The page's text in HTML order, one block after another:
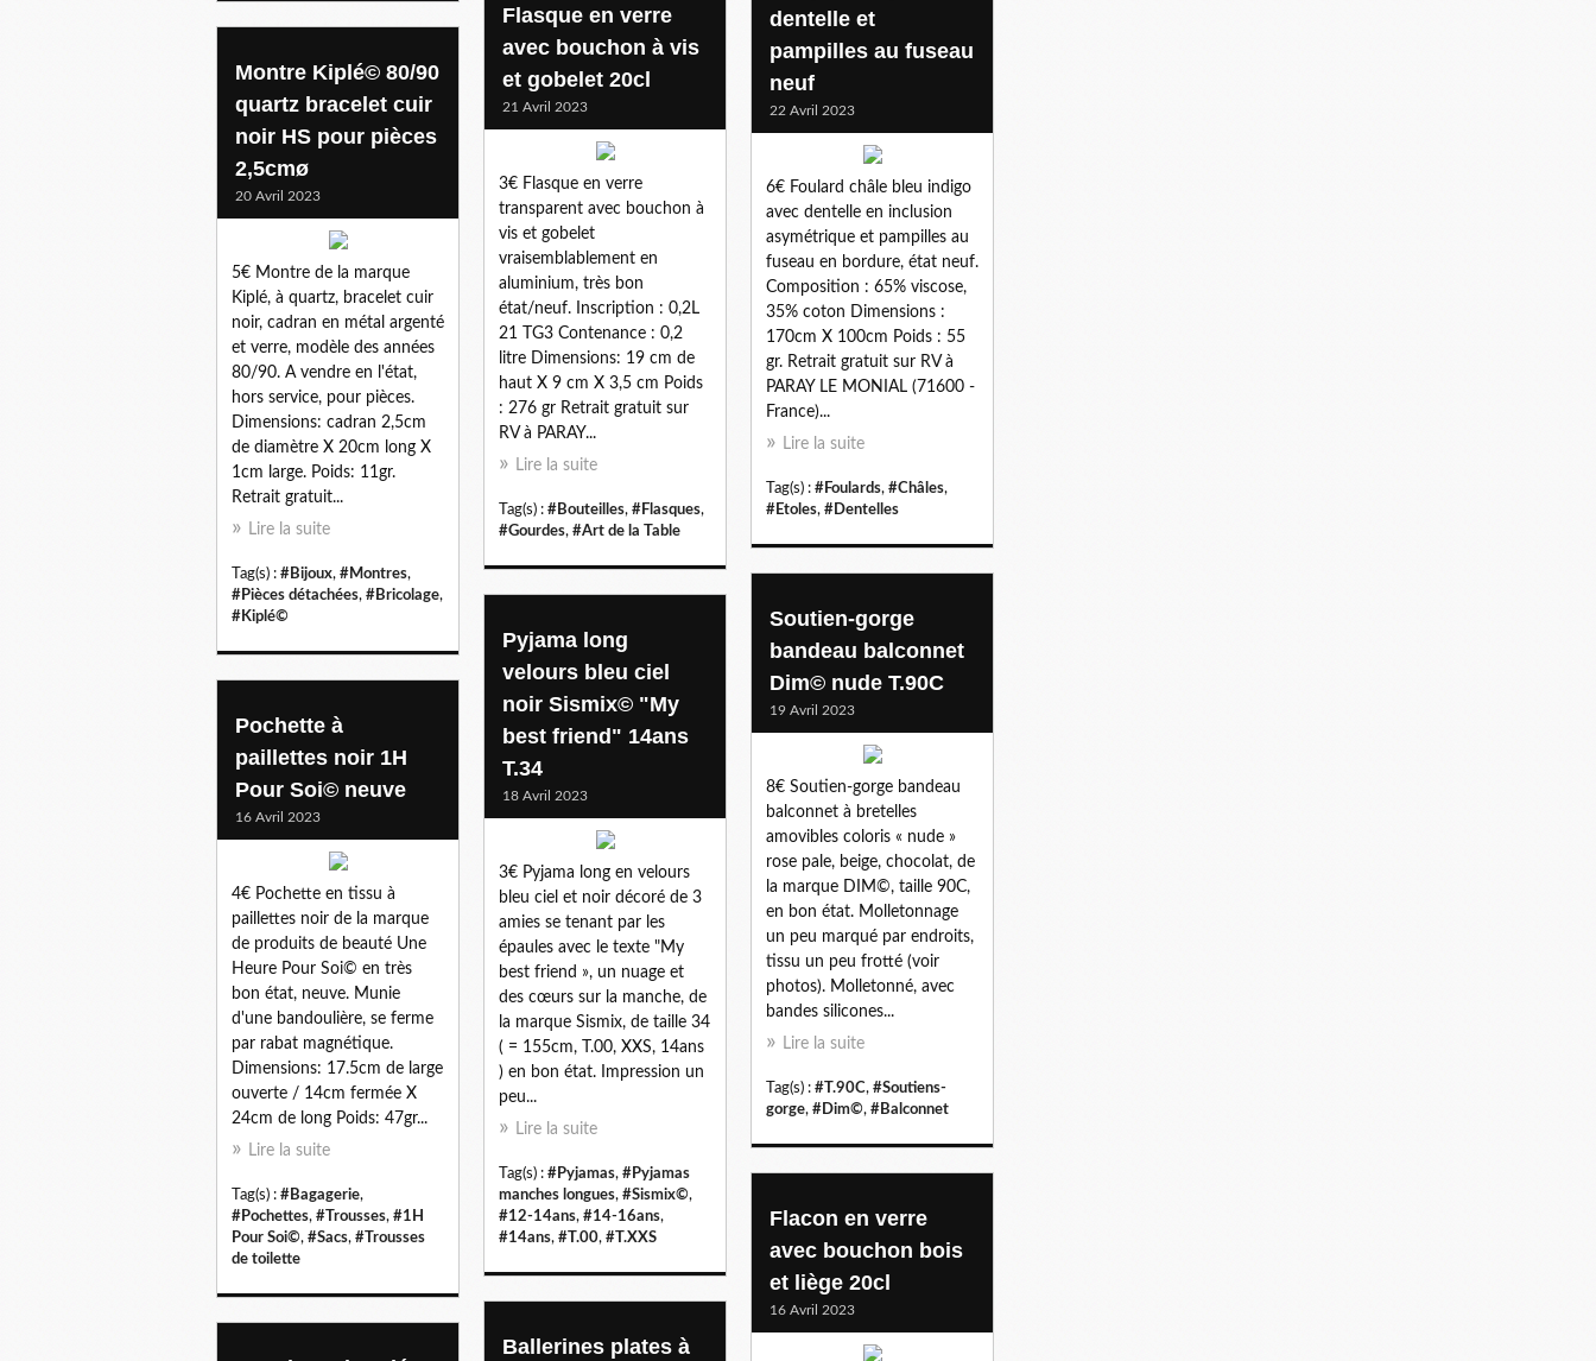
dentelle et
pampilles au fuseau
neuf
22 Avril 2023
6€ Foulard châle bleu indigo
avec dentelle en inclusion
asymétrique et pampilles au
fuseau en bordure, état neuf.
Composition : 65% viscose,
35% coton Dimensions :
170cm X 100cm Poids : 55
gr. Retrait gratuit sur RV à
PARAY LE MONIAL (71600 -
France)...
Lire la suite
Tag(s) : #Foulards, #Châles,
#Etoles, #Dentelles
Flasque en verre
avec bouchon à vis
et gobelet 20cl
21 Avril 2023
3€ Flasque en verre
transparent avec bouchon à
vis et gobelet
vraisemblablement en
aluminium, très bon
état/neuf. Inscription : 0,2L
21 TG3 Contenance : 0,2
litre Dimensions: 19 cm de
haut X 9 cm X 3,5 cm Poids
: 276 gr Retrait gratuit sur
RV à PARAY...
Lire la suite
Tag(s) : #Bouteilles, #Flasques,
#Gourdes, #Art de la Table
Montre Kiplé© 80/90
quartz bracelet cuir
noir HS pour pièces
2,5cmø
20 Avril 2023
5€ Montre de la marque
Kiplé, à quartz, bracelet cuir
noir, cadran en métal argenté
et verre, modèle des années
80/90. A vendre en l'état,
hors service, pour pièces.
Dimensions: cadran 2,5cm
de diamètre X 20cm long X
1cm large. Poids: 11gr.
Retrait gratuit...
Lire la suite
Tag(s) : #Bijoux, #Montres,
#Pièces détachées, #Bricolage,
#Kiplé©
Soutien-gorge
bandeau balconnet
Dim© nude T.90C
19 Avril 2023
8€ Soutien-gorge bandeau
balconnet à bretelles
amovibles coloris « nude »
rose pale, beige, chocolat, de
la marque DIM©, taille 90C,
en bon état. Molletonnage
un peu marqué par endroits,
tissu un peu frotté (voir
photos). Molletonné, avec
bandes silicones...
Lire la suite
Tag(s) : #T.90C, #Soutiens-
gorge, #Dim©, #Balconnet
Pyjama long
velours bleu ciel
noir Sismix© "My
best friend" 14ans
T.34
18 Avril 2023
3€ Pyjama long en velours
bleu ciel et noir décoré de 3
amies se tenant par les
épaules avec le texte "My
best friend », un nuage et
des cœurs sur la manche, de
la marque Sismix, de taille 34
( = 155cm, T.00, XXS, 14ans
) en bon état. Impression un
peu...
Lire la suite
Tag(s) : #Pyjamas, #Pyjamas
manches longues, #Sismix©,
#12-14ans, #14-16ans,
#14ans, #T.00, #T.XXS
Pochette à
paillettes noir 1H
Pour Soi© neuve
16 Avril 2023
4€ Pochette en tissu à
paillettes noir de la marque
de produits de beauté Une
Heure Pour Soi© en très
bon état, neuve. Munie
d'une bandoulière, se ferme
par rabat magnétique.
Dimensions: 17.5cm de large
ouverte / 14cm fermée X
24cm de long Poids: 47gr...
Lire la suite
Tag(s) : #Bagagerie,
#Pochettes, #Trousses, #1H
Pour Soi©, #Sacs, #Trousses
de toilette
Flacon en verre
avec bouchon bois
et liège 20cl
16 Avril 2023
Ballerines plates à